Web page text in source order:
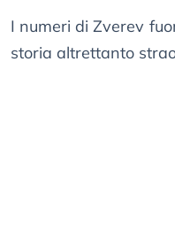
I numeri di Zverev
storia altrettanto